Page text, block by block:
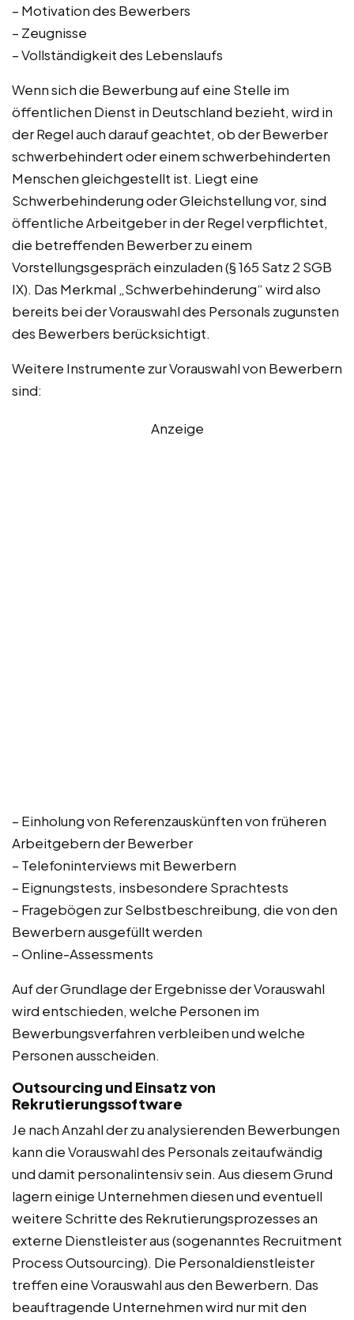
– Motivation des Bewerbers
– Zeugnisse
– Vollständigkeit des Lebenslaufs
Wenn sich die Bewerbung auf eine Stelle im
öffentlichen Dienst in Deutschland bezieht, wird in
der Regel auch darauf geachtet, ob der Bewerber
schwerbehindert oder einem schwerbehinderten
Menschen gleichgestellt ist. Liegt eine
Schwerbehinderung oder Gleichstellung vor, sind
öffentliche Arbeitgeber in der Regel verpflichtet,
die betreffenden Bewerber zu einem
Vorstellungsgespräch einzuladen (§ 165 Satz 2 SGB
IX). Das Merkmal „Schwerbehinderung“ wird also
bereits bei der Vorauswahl des Personals zugunsten
des Bewerbers berücksichtigt.
Weitere Instrumente zur Vorauswahl von Bewerbern
sind:
Anzeige
– Einholung von Referenzauskünften von früheren
Arbeitgebern der Bewerber
– Telefoninterviews mit Bewerbern
– Eignungstests, insbesondere Sprachtests
– Fragebögen zur Selbstbeschreibung, die von den
Bewerbern ausgefüllt werden
– Online-Assessments
Auf der Grundlage der Ergebnisse der Vorauswahl
wird entschieden, welche Personen im
Bewerbungsverfahren verbleiben und welche
Personen ausscheiden.
Outsourcing und Einsatz von
Rekrutierungssoftware
Je nach Anzahl der zu analysierenden Bewerbungen
kann die Vorauswahl des Personals zeitaufwändig
und damit personalintensiv sein. Aus diesem Grund
lagern einige Unternehmen diesen und eventuell
weitere Schritte des Rekrutierungsprozesses an
externe Dienstleister aus (sogenanntes Recruitment
Process Outsourcing). Die Personaldienstleister
treffen eine Vorauswahl aus den Bewerbern. Das
beauftragende Unternehmen wird nur mit den